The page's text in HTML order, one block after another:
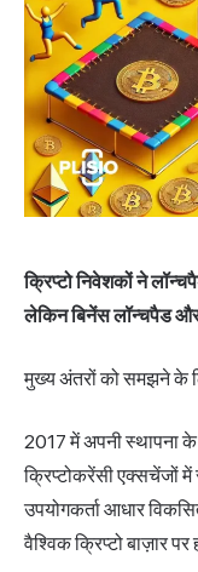
क्रिप्टो निवेशकों ने
लेकिन बिनेंस लॉन्चपैड
मुख्य अंतरों को समझने के
2017 में अपनी स्थापना
क्रिप्टोकरेंसी एक्सचेंजों
उपयोगकर्ता आधार
वैश्विक क्रिप्टो बाज़ार पर